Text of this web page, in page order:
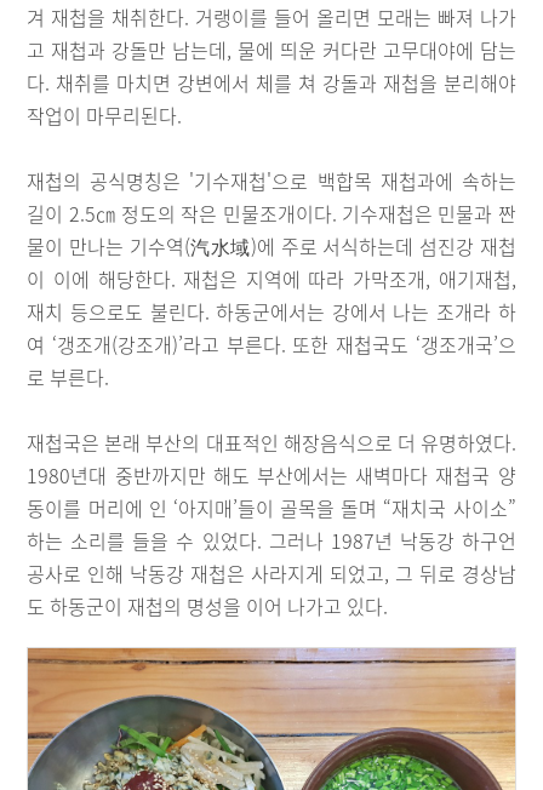
겨 재첩을 채취한다. 거랭이를 들어 올리면 모래는 빠져 나가
고 재첩과 강돌만 남는데, 물에 띄운 커다란 고무대야에 담는
다. 채취를 마치면 강변에서 체를 쳐 강돌과 재첩을 분리해야
작업이 마무리된다.
재첩의 공식명칭은 '기수재첩'으로 백합목 재첩과에 속하는
길이 2.5㎝ 정도의 작은 민물조개이다. 기수재첩은 민물과 짠
물이 만나는 기수역(汽水域)에 주로 서식하는데 섬진강 재첩
이 이에 해당한다. 재첩은 지역에 따라 가막조개, 애기재첩,
재치 등으로도 불린다. 하동군에서는 강에서 나는 조개라 하
여 ‘갱조개(강조개)’라고 부른다. 또한 재첩국도 ‘갱조개국’으
로 부른다.
재첩국은 본래 부산의 대표적인 해장음식으로 더 유명하였다.
1980년대 중반까지만 해도 부산에서는 새벽마다 재첩국 양
동이를 머리에 인 ‘아지매’들이 골목을 돌며 “재치국 사이소”
하는 소리를 들을 수 있었다. 그러나 1987년 낙동강 하구언
공사로 인해 낙동강 재첩은 사라지게 되었고, 그 뒤로 경상남
도 하동군이 재첩의 명성을 이어 나가고 있다.